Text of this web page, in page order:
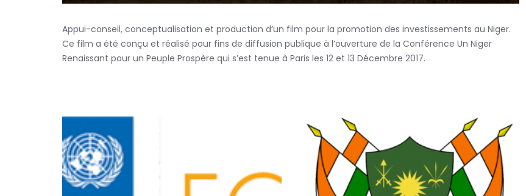
Appui-conseil, conceptualisation et production d’un film pour la promotion des investissements au Niger.
Ce film a été conçu et réalisé pour fins de diffusion publique à l’ouverture de la Conférence Un Niger
Renaissant pour un Peuple Prospère qui s’est tenue à Paris les 12 et 13 Décembre 2017.